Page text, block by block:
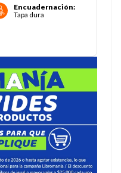
Encuadernación:
Tapa dura